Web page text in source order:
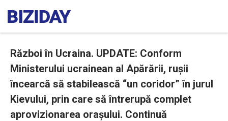
Război în Ucraina. UPDATE: Conform
Ministerului ucrainean al Apărării, rușii
încearcă să stabilească “un coridor” în jurul
Kievului, prin care să întrerupă complet
aprovizionarea orașului. Continuă